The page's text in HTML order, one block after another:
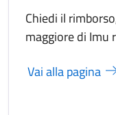
Chiedi il
maggiore di Imu
Vai alla pagina